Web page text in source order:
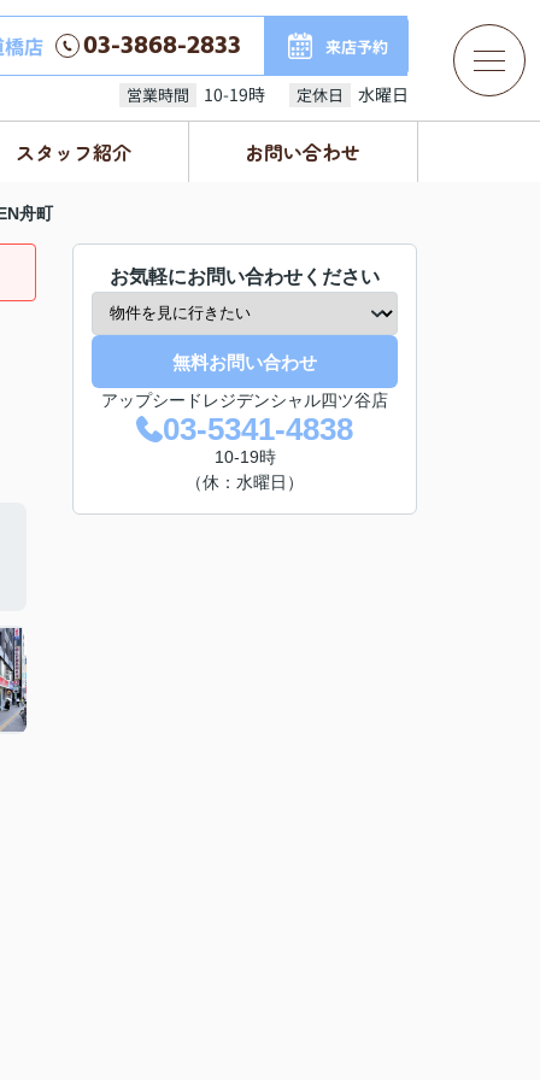
店 03-3868-2833 来店予約
営業時間 10-19時 定休日 水曜日
スタッフ紹介 お問い合わせ
舟町
お気軽にお問い合わせください
無料お問い合わせ
アップシードレジデンシャル四ツ谷店
03-5341-4838
10-19時
（休：水曜日）